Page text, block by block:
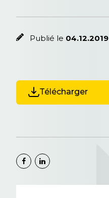
Publié le 04.12.2019
Télécharger